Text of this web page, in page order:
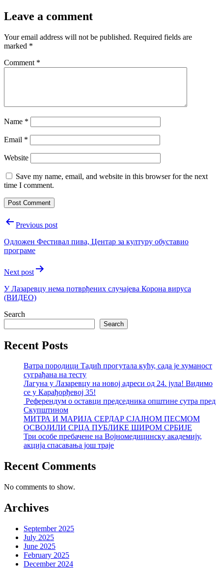
Leave a comment
Your email address will not be published. Required fields are
marked *
Comment *
Name *
Email *
Website
Save my name, email, and website in this browser for the next
time I comment.
PostPrevious post
Одложен Фестивал пива, Центар за културу обуставио
програме
Next post
У Лазаревцу нема потврђених случајева Корона вируса
(ВИДЕО)
Search
Search
Recent Posts
Ватра породици Тадић прогутала кућу, сада је хуманост
суграђана на тесту
Лагуна у Лазаревцу на новој адреси од 24. јула! Видимо
се у Карађорђевој 35!
Референдум о оставци председника општине сутра пред
Скупштином
МИТРА И МАРИЈА СЕРДАР СЈАЈНОМ ПЕСМОМ
ОСВОЈИЛИ СРЦА ПУБЛИКЕ ШИРОМ СРБИЈЕ
Три особе пребачене на Војномедицинску академију,
акција спасавања још траје
Recent Comments
No comments to show.
Archives
September 2025
July 2025
June 2025
February 2025
December 2024